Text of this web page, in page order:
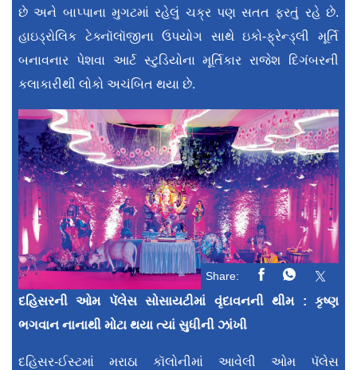
છે અને બાપ્પાના મુગટમાં રહેલું ચક્ર પણ સતત ફરતું રહે છે.
હાઇડ્રોલિક ટેક્નૉલૉજીના ઉપયોગ સાથે ઇકો-ફ્રેન્ડ્લી મૂર્તિ
બનાવનાર પેશવા આર્ટ સ્ટુડિયોના મૂર્તિકાર રાજેશ દિગંબરની
કલાકારીથી લોકો અચંબિત થયા છે.
Share:
દહિસરની ઓમ પૅલેસ સોસાયટીમાં વૃંદાવનની થીમ : કૃષ્ણ
ભગવાન નાનાથી મોટા થયા ત્યાં સુધીની ઝાંખી
દહિસર-ઈસ્ટમાં મરાઠા કૉલોનીમાં આવેલી ઓમ પૅલેસ